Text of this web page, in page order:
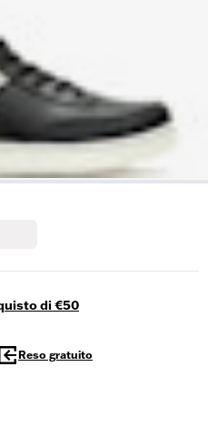
di €50
Reso gratuito